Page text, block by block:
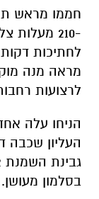
חממו מראש
-210
לחתיכות
מראה מנה
לרצועות רחבות
הניחו עלה
העליון שכבה
בסלמון מעושן.